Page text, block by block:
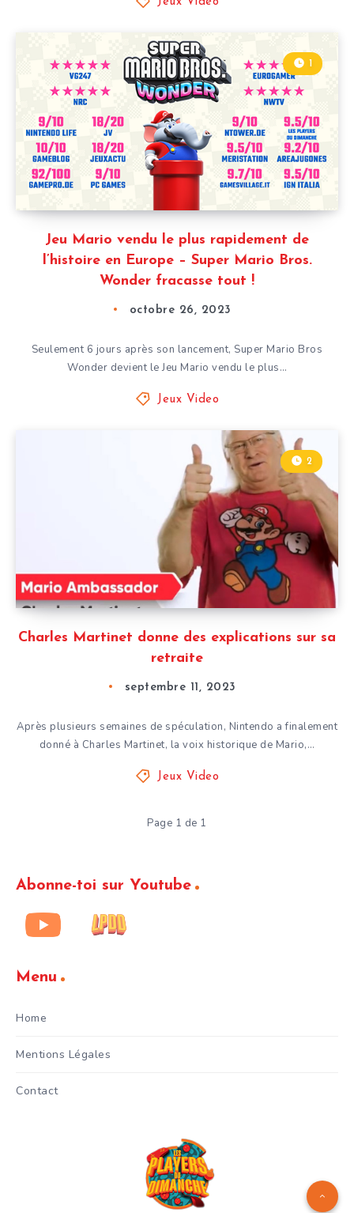
Jeu Mario vendu le plus rapidement de
l’histoire en Europe – Super Mario Bros.
Wonder fracasse tout !
1
octobre 26, 2023
Seulement 6 jours après son lancement, Super Mario Bros
Wonder devient le Jeu Mario vendu le plus…
Jeux Video
Charles Martinet donne des explications sur sa
retraite
2
septembre 11, 2023
Après plusieurs semaines de spéculation, Nintendo a finalement
donné à Charles Martinet, la voix historique de Mario,…
Jeux Video
Page 1 de 1
Abonne-toi sur Youtube
Menu
Home
Mentions Légales
Contact